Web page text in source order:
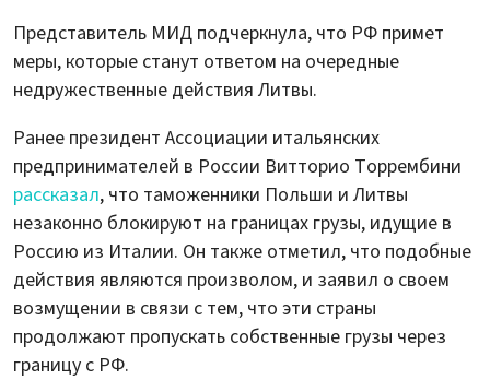
Представитель МИД подчеркнула, что РФ примет
меры, которые станут ответом на очередные
недружественные действия Литвы.
Ранее президент Ассоциации итальянских
предпринимателей в России Витторио Торрембини
рассказал, что таможенники Польши и Литвы
незаконно блокируют на границах грузы, идущие в
Россию из Италии. Он также отметил, что подобные
действия являются произволом, и заявил о своем
возмущении в связи с тем, что эти страны
продолжают пропускать собственные грузы через
границу с РФ.